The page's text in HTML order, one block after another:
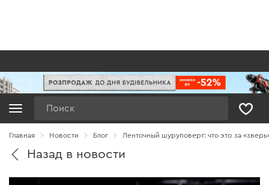
Главная Новости Блог Ленточный шуруповерт: что это за
Назад в новости